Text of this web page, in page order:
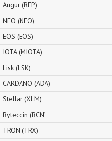
Augur (REP)
NEO (NEO)
EOS (EOS)
IOTA (MIOTA)
Lisk (LSK)
CARDANO (ADA)
Stellar (XLM)
Bytecoin (BCN)
TRON (TRX)